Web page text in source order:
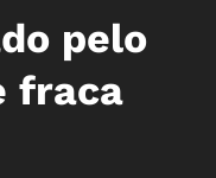
pelo
fraca